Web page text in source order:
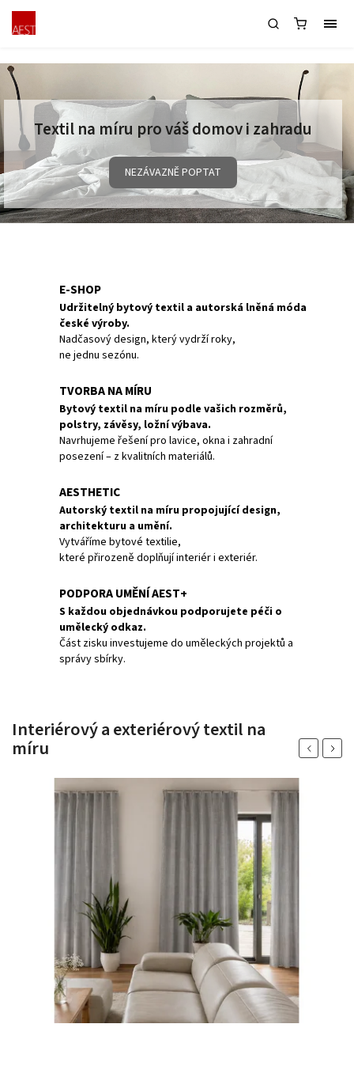
Textil na míru pro váš domov i zahradu
NEZÁVAZNĚ POPTAT
E-SHOP
Udržitelný bytový textil a autorská lněná móda
české výroby.
Nadčasový design, který vydrží roky,
ne jednu sezónu.
TVORBA NA MÍRU
Bytový textil na míru podle vašich rozměrů,
polstry, závěsy, ložní výbava.
Navrhujeme řešení pro lavice, okna i zahradní
posezení – z kvalitních materiálů.
AESTHETIC
Autorský textil na míru propojující design,
architekturu a umění.
Vytváříme bytové textilie,
které přirozeně doplňují interiér i exteriér.
PODPORA UMĚNÍ AEST+
S každou objednávkou podporujete péči o
umělecký odkaz.
Část zisku investujeme do uměleckých projektů a
správy sbírky.
Interiérový a exteriérový textil na
míru PreviousNext